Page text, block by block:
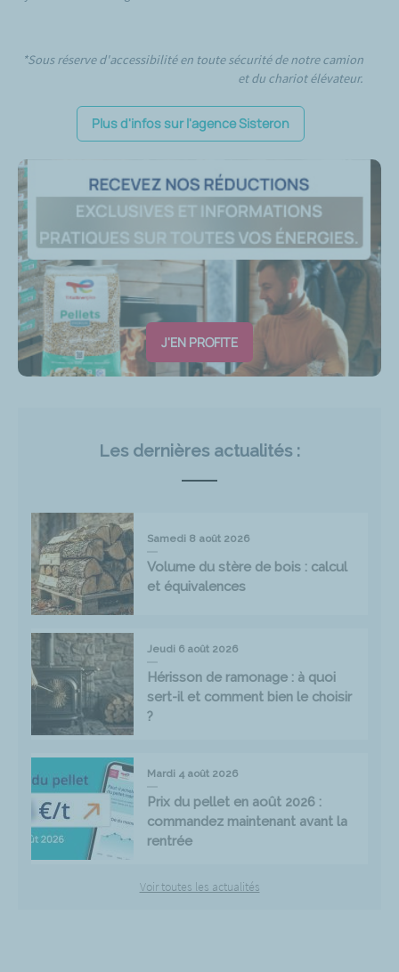
*Sous réserve d'accessibilité en toute sécurité de notre camion
et du chariot élévateur.
Plus d'infos sur l'agence Sisteron
J'EN PROFITE
Les dernières actualités :
Samedi 8 août 2026
Volume du stère de bois : calcul
et équivalences
Jeudi 6 août 2026
Hérisson de ramonage : à quoi
sert-il et comment bien le choisir
?
Mardi 4 août 2026
Prix du pellet en août 2026 :
commandez maintenant avant la
rentrée
Voir toutes les actualités